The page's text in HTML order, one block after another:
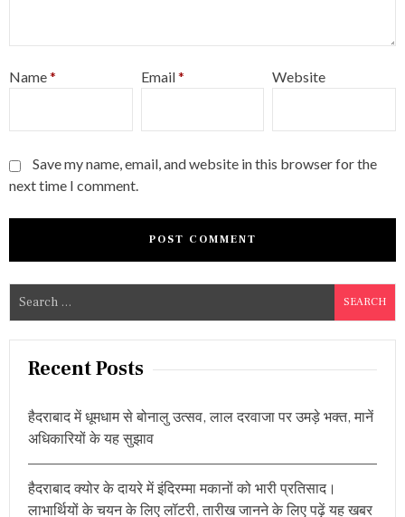
Name* Email* Website
Save my name, email, and website in this browser for the
next time I comment.
e
a
Recent Posts
हैदराबाद में धूमधाम से बोनालु उत्सव, लाल दरवाजा पर उमड़े भक्त, मानें
अधिकारियों के यह सुझाव
हैदराबाद क्योर के दायरे में इंदिरम्मा मकानों को भारी प्रतिसाद।
लाभार्थियों के चयन के लिए लॉटरी, तारीख जानने के लिए पढ़ें यह खबर